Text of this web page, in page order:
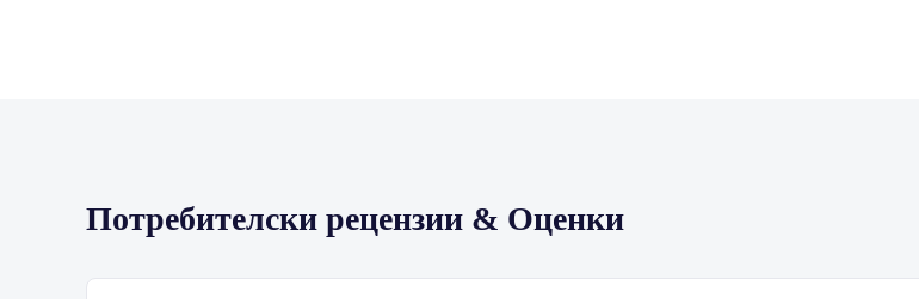
Потребителски рецензии & Оценки